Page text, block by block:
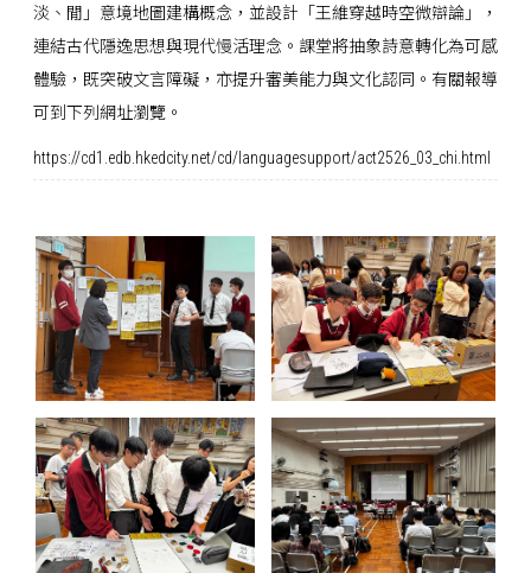
淡、閒」意境地圖建構概念，並設計「王維穿越時空微辯論」，
連結古代隱逸思想與現代慢活理念。課堂將抽象詩意轉化為可感
體驗，既突破文言障礙，亦提升審美能力與文化認同。有關報導
可到下列網址瀏覽。
https://cd1.edb.hkedcity.net/cd/languagesupport/act2526_03_chi.html